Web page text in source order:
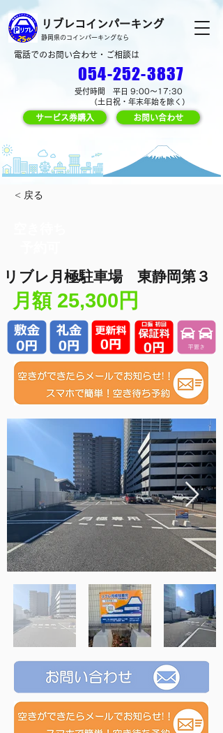
リブレコインパーキング
静岡県のコインパーキングなら
電話でのお問い合わせ・ご相談は
054-252-3837
受付時間 平日 9:00～17:30
（土日祝・年末年始を除く）
サービス券購入 お問い合わせ
< 戻る
リブレ月極駐車場 東静岡第３
​月額 25,300円